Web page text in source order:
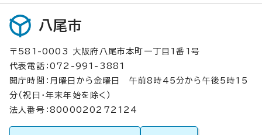
八尾市
〒581-0003 大阪府八尾市本町一丁目1番1号
代表電話：072-991-3881
開庁時間：月曜日から金曜日 午前8時45分から午後5時15
分（祝日・年末年始を除く）
法人番号：8000020272124